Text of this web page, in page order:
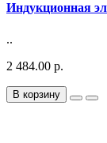
Индукционная
..
2 484.00 р.
В корзину